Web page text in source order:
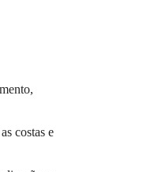
costas e